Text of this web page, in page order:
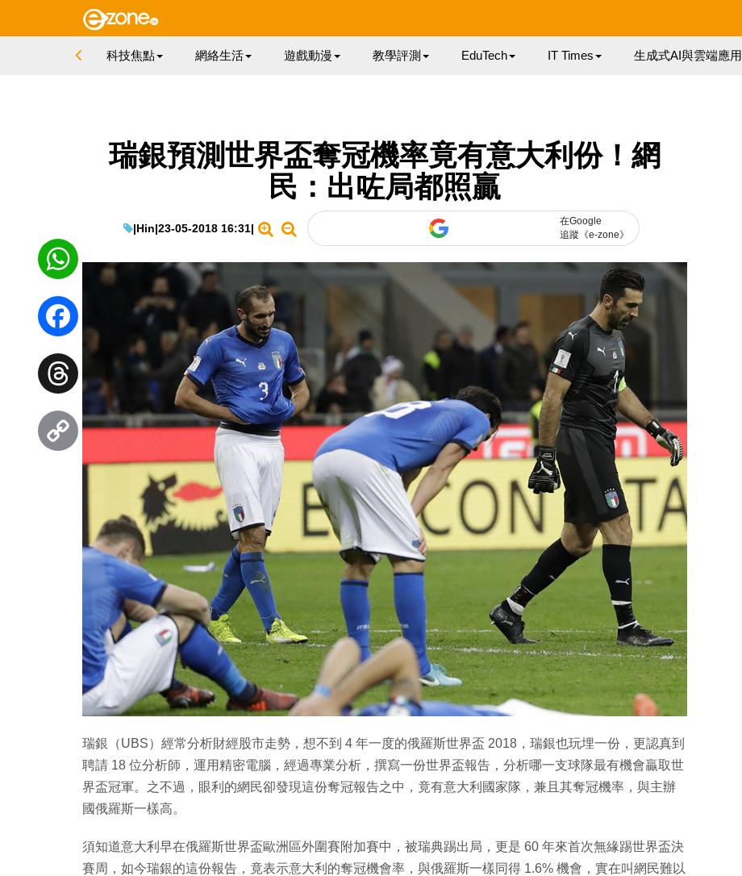
科技焦點 網絡生活 遊戲動漫 教學評測 EduTech IT Times 生成式AI與雲端應用
瑞銀預測世界盃奪冠機率竟有意大利份！網
民：出咗局都照贏
|Hin|23-05-2018 16:31|
在Google
追蹤《e-zone》
瑞銀（UBS）經常分析財經股市走勢，想不到 4 年一度的俄羅斯世界盃 2018，瑞銀也玩埋一份，更認真到
聘請 18 位分析師，運用精密電腦，經過專業分析，撰寫一份世界盃報告，分析哪一支球隊最有機會贏取世
界盃冠軍。之不過，眼利的網民卻發現這份奪冠報告之中，竟有意大利國家隊，兼且其奪冠機率，與主辦
國俄羅斯一樣高。
須知道意大利早在俄羅斯世界盃歐洲區外圍賽附加賽中，被瑞典踢出局，更是 60 年來首次無緣踢世界盃決
賽周，如今瑞銀的這份報告，竟表示意大利的奪冠機會率，與俄羅斯一樣同得 1.6% 機會，實在叫網民難以
WhatsApp
Facebook
Threads